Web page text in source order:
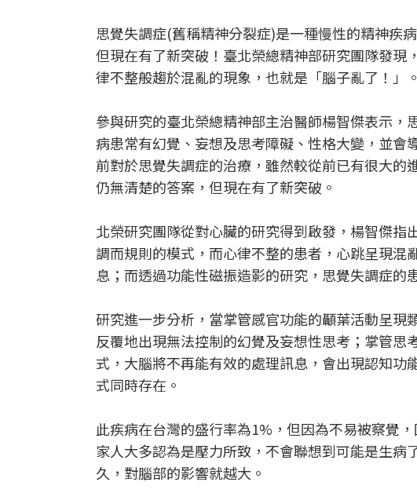
思覺失調症(舊稱精神分裂症)是一種慢性的精神疾
但現在有了新突破！臺北榮總精神部研究團隊發
律不整般趨於混亂的現象，也就是「腦子亂了！」。
參與研究的臺北榮總精神部主治醫師楊智傑表示，
病患常有幻覺、妄想及思考障礙、性格大變，並會
前對於思覺失調症的治療，雖然較從前已有很大
仍無清楚的答案，但現在有了新突破。
北榮研究團隊從對心臟的研究得到啟發，楊智傑
調而規則的模式，而心律不整的患者，心跳呈現
息；而透過功能性磁振造影的研究，思覺失調症的
研究進一步分析，當掌管感官功能的顳葉活動呈
反覆地出現無法控制的幻覺及妄想性思考；掌管
式，大腦將不再能有效的處理訊息，會出現認知
式同時存在。
此疾病在台灣的盛行率為1%，但因為不易被察覺
家人大多認為是壓力所致，不會聯想到可能是生
久，對腦部的影響就越大。